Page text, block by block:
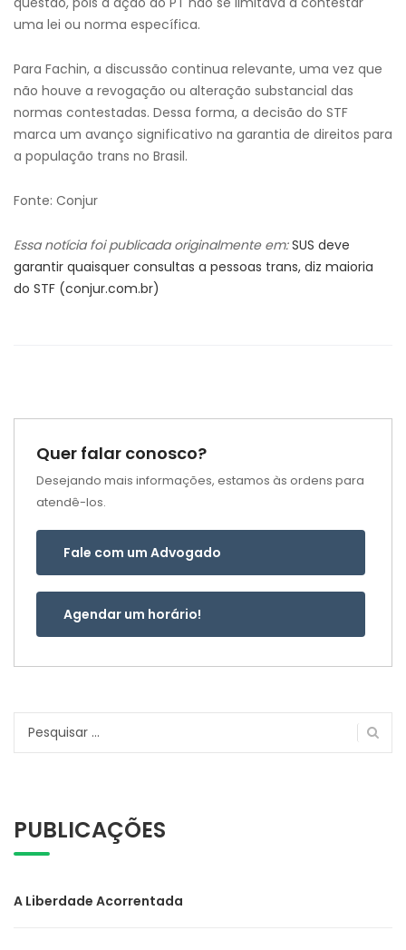
uma lei ou norma específica.
Para Fachin, a discussão continua relevante, uma vez que
não houve a revogação ou alteração substancial das
normas contestadas. Dessa forma, a decisão do STF
marca um avanço significativo na garantia de direitos para
a população trans no Brasil.
Fonte: Conjur
Essa notícia foi publicada originalmente em: SUS deve
garantir quaisquer consultas a pessoas trans, diz maioria
do STF (conjur.com.br)
Quer falar conosco?
Desejando mais informações, estamos às ordens para
atendê-los.
Fale com um Advogado
Agendar um horário!
Pesquisar
PUBLICAÇÕES
A Liberdade Acorrentada